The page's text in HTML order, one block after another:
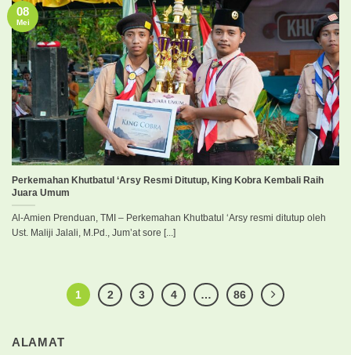
Perkemahan Khutbatul ‘Arsy Resmi Ditutup, King Kobra Kembali Raih
Juara Umum
Al-Amien Prenduan, TMI – Perkemahan Khutbatul ‘Arsy resmi ditutup oleh
Ust. Maliji Jalali, M.Pd., Jum’at sore [...]
08
Mei
1 2 3 4 … 86
ALAMAT